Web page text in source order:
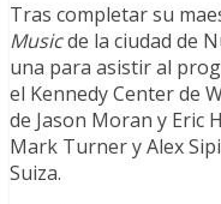
Tras completar su
Musicde la ciudad de
una para asistir al
el Kennedy Center de
de Jason Moran y Eric
Mark Turner y Alex
Suiza.